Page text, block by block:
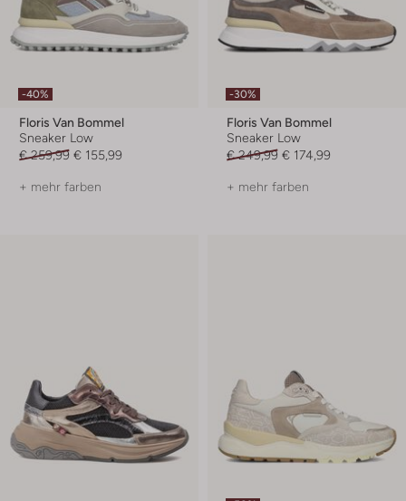
-40%
Floris Van Bommel
Sneaker Low
€ 259,99 € 155,99
+ mehr farben
-30%
Floris Van Bommel
Sneaker Low
€ 249,99 € 174,99
+ mehr farben